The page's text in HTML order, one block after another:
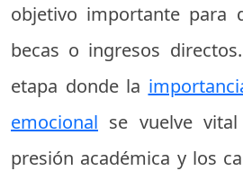
objetivo importante para
becas o ingresos
etapa donde la
emocional se vuelve
presión académica y los